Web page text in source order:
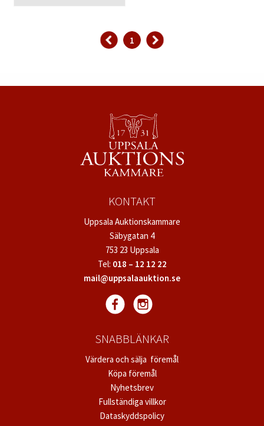
1
KONTAKT
Uppsala Auktionskammare
Säbygatan 4
753 23 Uppsala
Tel: 018 – 12 12 22
mail@uppsalaauktion.se
SNABBLÄNKAR
Värdera och sälja föremål
Köpa föremål
Nyhetsbrev
Fullständiga villkor
Dataskyddspolicy